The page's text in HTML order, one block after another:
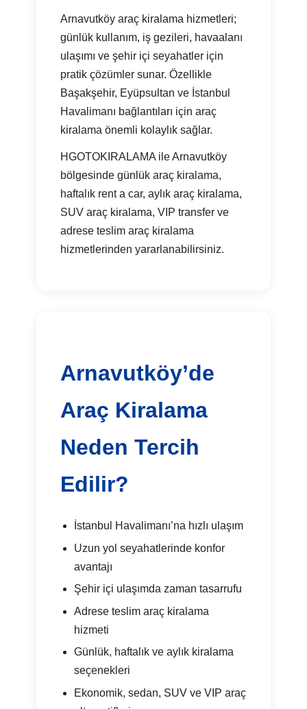
Arnavutköy araç kiralama hizmetleri;
günlük kullanım, iş gezileri, havaalanı
ulaşımı ve şehir içi seyahatler için
pratik çözümler sunar. Özellikle
Başakşehir, Eyüpsultan ve İstanbul
Havalimanı bağlantıları için araç
kiralama önemli kolaylık sağlar.
HGOTOKIRALAMA ile Arnavutköy
bölgesinde günlük araç kiralama,
haftalık rent a car, aylık araç kiralama,
SUV araç kiralama, VIP transfer ve
adrese teslim araç kiralama
hizmetlerinden yararlanabilirsiniz.
Arnavutköy’de
Araç Kiralama
Neden Tercih
Edilir?
İstanbul Havalimanı’na hızlı ulaşım
Uzun yol seyahatlerinde konfor
avantajı
Şehir içi ulaşımda zaman tasarrufu
Adrese teslim araç kiralama
hizmeti
Günlük, haftalık ve aylık kiralama
seçenekleri
Ekonomik, sedan, SUV ve VIP araç